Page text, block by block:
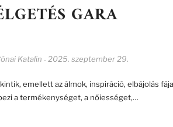
GARA
Katalin - 2025. szeptember 29.
emellett az álmok, inspiráció, elbájolás
a termékenységet, a nőiességet,…